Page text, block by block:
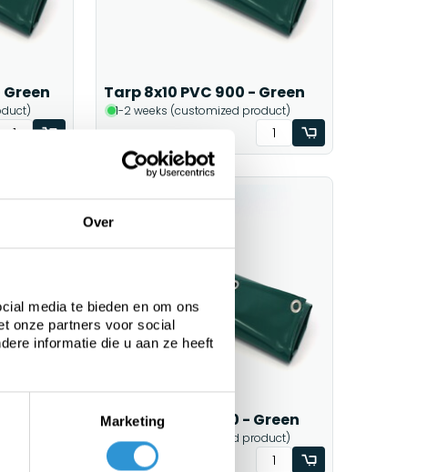
Over
media te bieden en om ons
onze partners voor social
informatie die u aan ze heeft
Marketing
Green Tarp 8x10 PVC 900 - Green
1-2 weeks (customized product)
Tarp 4x6 PVC 900 - Green
1-2 weeks (customized product)
€389,00Incl btw